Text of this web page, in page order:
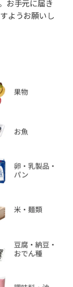
お手元に届き
ようお願いし